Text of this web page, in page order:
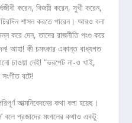
করেন, বিজয়ী করেন, সুখী করেন,
শাসন করতে পারেন। আরও বলা
করে দেন, তাদের রাজনীতি পংগু করে
আহা! কী চমৎকার একান্ত বাধ্যগত
চাওয়া নেই! “ভরপেট না-ও খাই,
বটে!
আত্মনিবেদনের কথা বলা হয়েছ।
বলে প্রজাদের মংগলের কথাও একটু